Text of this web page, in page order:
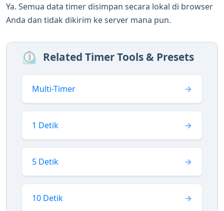
Ya. Semua data timer disimpan secara lokal di browser
Anda dan tidak dikirim ke server mana pun.
⏲️ Related Timer Tools & Presets
Multi-Timer
1 Detik
5 Detik
10 Detik